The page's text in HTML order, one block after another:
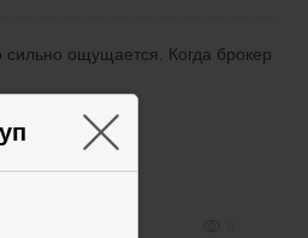
×
ощущается. Когда брокер